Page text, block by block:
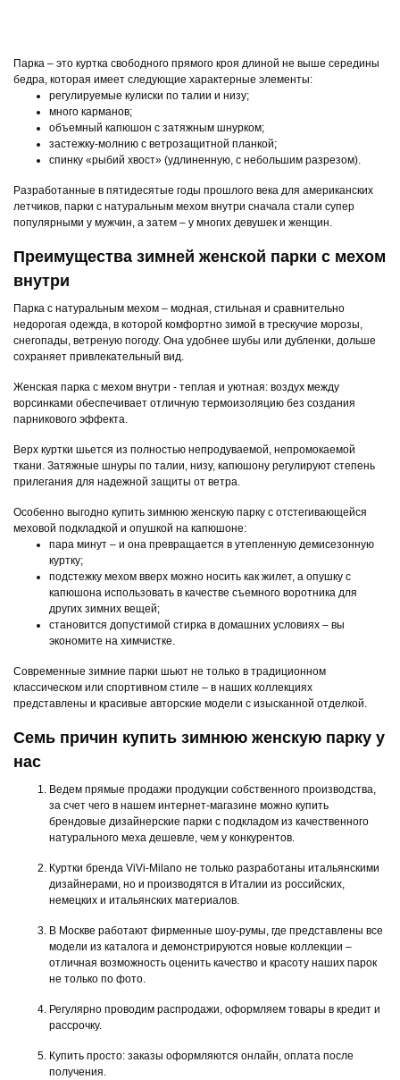
Парка – это куртка свободного прямого кроя длиной не выше середины
бедра, которая имеет следующие характерные элементы:
регулируемые кулиски по талии и низу;
много карманов;
объемный капюшон с затяжным шнурком;
застежку-молнию с ветрозащитной планкой;
спинку «рыбий хвост» (удлиненную, с небольшим разрезом).
Разработанные в пятидесятые годы прошлого века для американских
летчиков, парки с натуральным мехом внутри сначала стали супер
популярными у мужчин, а затем – у многих девушек и женщин.
Преимущества зимней женской парки с мехом
внутри
Парка с натуральным мехом – модная, стильная и сравнительно
недорогая одежда, в которой комфортно зимой в трескучие морозы,
снегопады, ветреную погоду. Она удобнее шубы или дубленки, дольше
сохраняет привлекательный вид.
Женская парка с мехом внутри - теплая и уютная: воздух между
ворсинками обеспечивает отличную термоизоляцию без создания
парникового эффекта.
Верх куртки шьется из полностью непродуваемой, непромокаемой
ткани. Затяжные шнуры по талии, низу, капюшону регулируют степень
прилегания для надежной защиты от ветра.
Особенно выгодно купить зимнюю женскую парку с отстегивающейся
меховой подкладкой и опушкой на капюшоне:
пара минут – и она превращается в утепленную демисезонную
куртку;
подстежку мехом вверх можно носить как жилет, а опушку с
капюшона использовать в качестве съемного воротника для
других зимних вещей;
становится допустимой стирка в домашних условиях – вы
экономите на химчистке.
Современные зимние парки шьют не только в традиционном
классическом или спортивном стиле – в наших коллекциях
представлены и красивые авторские модели с изысканной отделкой.
Семь причин купить зимнюю женскую парку у
нас
Ведем прямые продажи продукции собственного производства,
за счет чего в нашем интернет-магазине можно купить
брендовые дизайнерские парки с подкладом из качественного
натурального меха дешевле, чем у конкурентов.
Куртки бренда ViVi-Milano не только разработаны итальянскими
дизайнерами, но и производятся в Италии из российских,
немецких и итальянских материалов.
В Москве работают фирменные шоу-румы, где представлены все
модели из каталога и демонстрируются новые коллекции –
отличная возможность оценить качество и красоту наших парок
не только по фото.
Регулярно проводим распродажи, оформляем товары в кредит и
рассрочку.
Купить просто: заказы оформляются онлайн, оплата после
получения.